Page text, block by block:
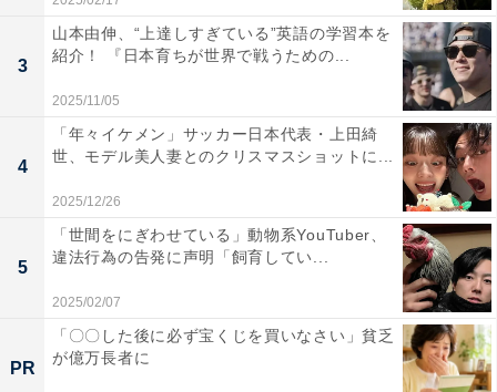
3
山本由伸、“上達しすぎている”英語の学習本を
紹介！ 『日本育ちが世界で戦うための...
2025/11/05
4
「年々イケメン」サッカー日本代表・上田綺
世、モデル美人妻とのクリスマスショットに...
2025/12/26
5
「世間をにぎわせている」動物系YouTuber、
違法行為の告発に声明「飼育してい...
2025/02/07
PR
「〇〇した後に必ず宝くじを買いなさい」貧乏
が億万長者に